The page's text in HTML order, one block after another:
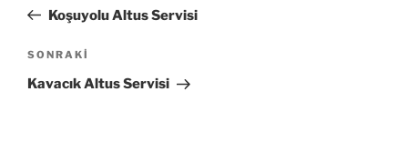
YazıKoşuyolu Altus Servisi
Sonraki
Yazı
SONRAKI
Kavacık Altus Servisi